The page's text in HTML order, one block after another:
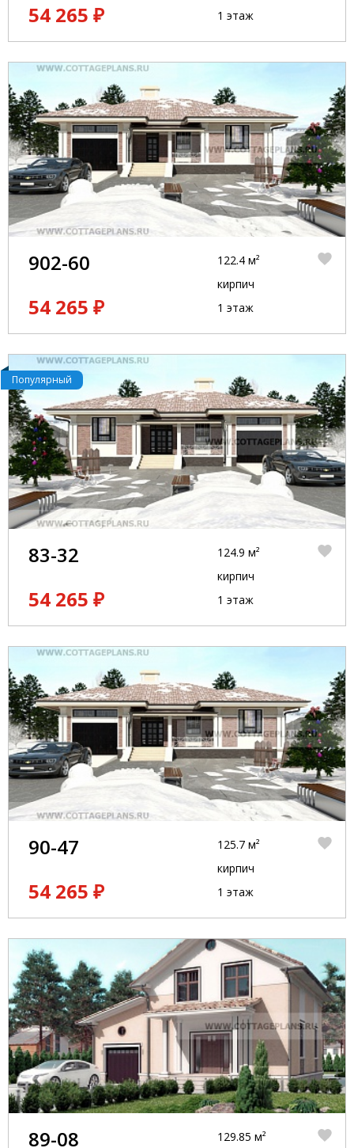
54 265 ₽
1 этаж
902-60
54 265 ₽
122.4 м²
кирпич
1 этаж
Популярный
83-32
54 265 ₽
124.9 м²
кирпич
1 этаж
90-47
54 265 ₽
125.7 м²
кирпич
1 этаж
89-08
129.85 м²